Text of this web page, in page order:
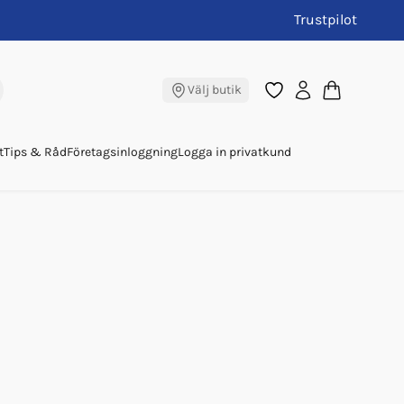
Trustpilot
Välj butik
Tips & RådFöretagsinloggningLogga in privatkund